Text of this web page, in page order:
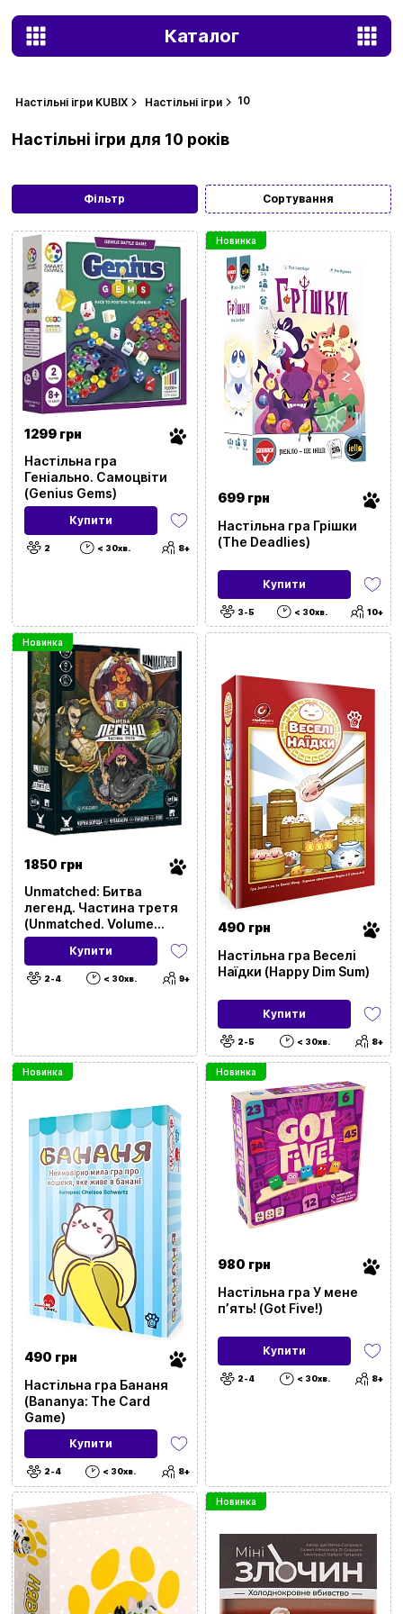
Каталог
Настільні ігри KUBIX Настільні ігри 10
Фільтр Сортування
Настільні ігри для 10 років
1299 грн
Настільна гра
Геніально. Самоцвіти
(Genius Gems)
Купити
2 < 30хв. 8+
Новинка
699 грн
Настільна гра Грішки
(The Deadlies)
Купити
3-5 < 30хв. 10+
Новинка
1850 грн
Unmatched: Битва
легенд. Частина третя
(Unmatched. Volume
Three)
Купити
2-4 < 30хв. 9+
490 грн
Настільна гра Веселі
Наїдки (Happy Dim Sum)
Купити
2-5 < 30хв. 8+
Новинка
490 грн
Настільна гра Бананя
(Bananya: The Card
Game)
Купити
2-4 < 30хв. 8+
Новинка
980 грн
Настільна гра У мене
пʼять! (Got Five!)
Купити
2-4 < 30хв. 8+
Новинка